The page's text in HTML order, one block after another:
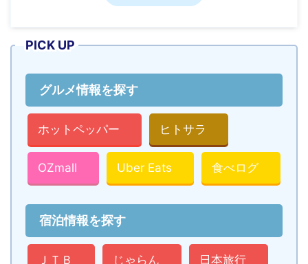
PICK UP
グルメ情報を探す
ホットペッパー ヒトサラ
OZmall Uber Eats 食べログ
宿泊情報を探す
ＪＴＢ じゃらん 日本旅行